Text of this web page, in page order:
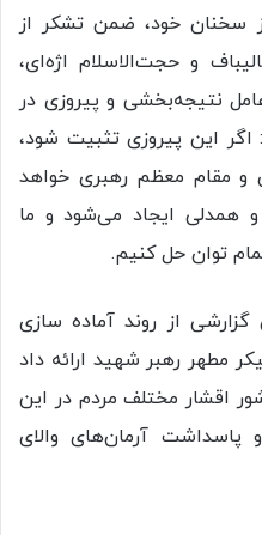
سخنان خود، ضمن تشکر از
و حجت‌الاسلام اژه‌ای،
نتیجه‌بخشی و پیروزی در
این پیروزی تثبیت شود،
و مقام معظم رهبری خواهد
و همدلی ایجاد می‌شود و ما
توان حل کنیم.
گزارشی از روند آماده سازی
مطهر رهبر شهید ارائه داد
اقشار مختلف مردم در این
پاسداشت آرمان‌های والای